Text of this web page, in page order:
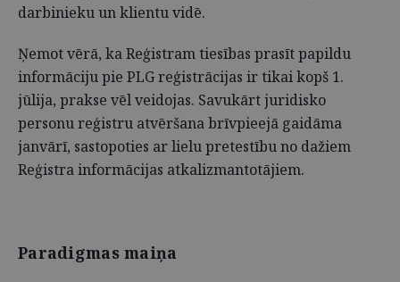
darbinieku un klientu vidē.
Ņemot vērā, ka Reģistram tiesības prasīt papildu
informāciju pie PLG reģistrācijas ir tikai kopš 1.
jūlija, prakse vēl veidojas. Savukārt juridisko
personu reģistru atvēršana brīvpieejā gaidāma
janvārī, sastopoties ar lielu pretestību no dažiem
Reģistra informācijas atkalizmantotājiem.
Paradigmas maiņa